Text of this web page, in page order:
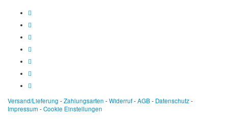
Versand/Lieferung -Zahlungsarten -Widerruf-AGB- Datenschutz-
Impressum -Cookie Einstellungen